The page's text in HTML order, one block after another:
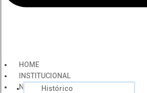
HOME
INSTITUCIONAL
Histórico
NOTÍCIAS